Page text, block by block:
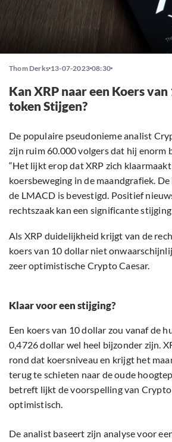
Thom Derks 13-07-2023 08:30
Kan XRP naar een Koers
token Stijgen?
De populaire pseudonieme analist
zijn ruim 60.000 volgers dat hij enorm
“Het lijkt erop dat XRP zich
koersbeweging in de maandgrafiek.
de LMACD is bevestigd. Positief
rechtszaak kan een significante
Als XRP duidelijkheid krijgt van de
koers van 10 dollar niet
zeer optimistische Crypto Caesar.
Klaar voor een stijging?
Een koers van 10 dollar zou vanaf de
0,4726 dollar wel heel bijzonder zijn.
rond dat koersniveau en krijgt het
terug te schieten naar de oude
betreft lijkt de voorspelling van Crypto
optimistisch.
De analist baseert zijn analyse voor